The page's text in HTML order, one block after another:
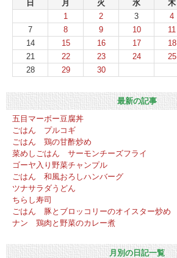
日
月 火 水 木
1
2 3 4
7
8 9 10 11
14
15 16 17 18
21
22 23 24 25
28
29 30
最新の記事
五目マーボー豆腐丼
ごはん プルコギ
ごはん 鶏の甘酢炒め
菜めしごはん サーモンチーズフライ
ゴーヤ入り野菜チャンプル
ごはん 和風おろしハンバーグ
ツナサラダうどん
ちらし寿司
ごはん 豚とブロッコリーのオイスター炒め
ナン 鶏肉と野菜のカレー煮
月別の日記一覧